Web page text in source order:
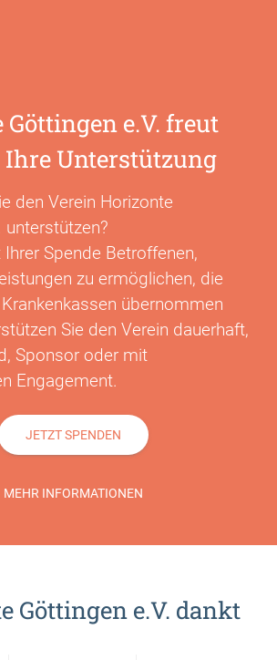
e.V. freut
Unterstützung
den Verein Horizonte
unterstützen?
Spende Betroffenen,
zu ermöglichen, die
übernommen
Sie den Verein dauerhaft,
Sponsor oder mit
Engagement.
JETZT SPENDEN
MEHR INFORMATIONEN
Göttingen e.V. dankt